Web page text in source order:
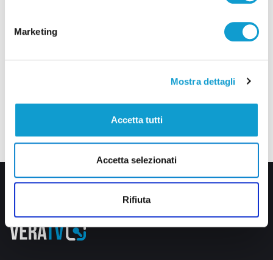
Marketing
Mostra dettagli
Accetta tutti
Accetta selezionati
Rifiuta